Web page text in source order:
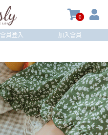
0
會員登入 加入會員